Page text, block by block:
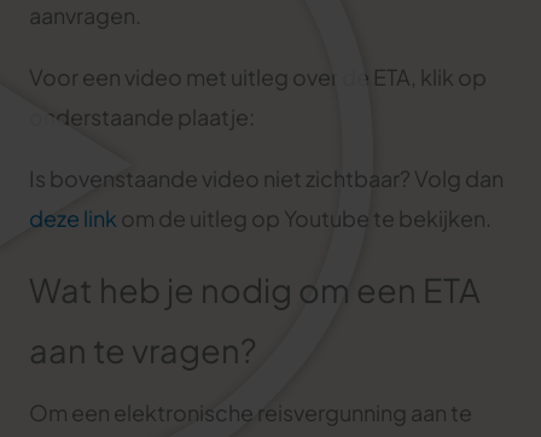
aanvragen.
Voor een video met uitleg over de ETA, klik op
onderstaande plaatje:
Is bovenstaande video niet zichtbaar? Volg dan
deze link om de uitleg op Youtube te bekijken.
Wat heb je nodig om een ETA
aan te vragen?
Om een elektronische reisvergunning aan te